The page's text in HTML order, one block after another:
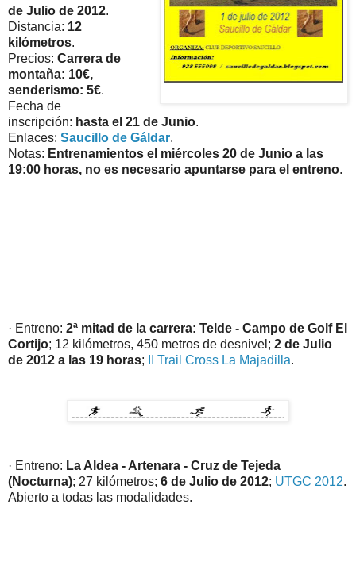
de Julio de 2012.
Distancia: 12
kilómetros.
Precios: Carrera de
montaña: 10€,
senderismo: 5€.
Fecha de
inscripción: hasta el 21 de Junio.
Enlaces: Saucillo de Gáldar.
Notas: Entrenamientos el miércoles 20 de Junio a las
19:00 horas, no es necesario apuntarse para el entreno.
· Entreno: 2ª mitad de la carrera: Telde - Campo de Golf El
Cortijo; 12 kilómetros, 450 metros de desnivel; 2 de Julio
de 2012 a las 19 horas; II Trail Cross La Majadilla.
· Entreno: La Aldea - Artenara - Cruz de Tejeda
(Nocturna); 27 kilómetros; 6 de Julio de 2012; UTGC 2012.
Abierto a todas las modalidades.